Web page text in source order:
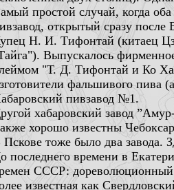
простой случай, когда
открытый сразу
Н. И. Тифонтай (китаец
Выпускалось
"Т. Д. Тифонтай и Ко
фальшивого пива
пивзавод №1.
хабаровский завод
хорошо известны
тоже было два завода.
последнего времени в
СССР: дореволюционный
известная как